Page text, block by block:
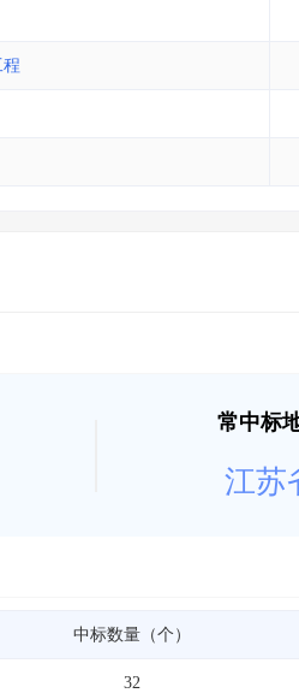
常中标
江苏
中标数量（个）
32